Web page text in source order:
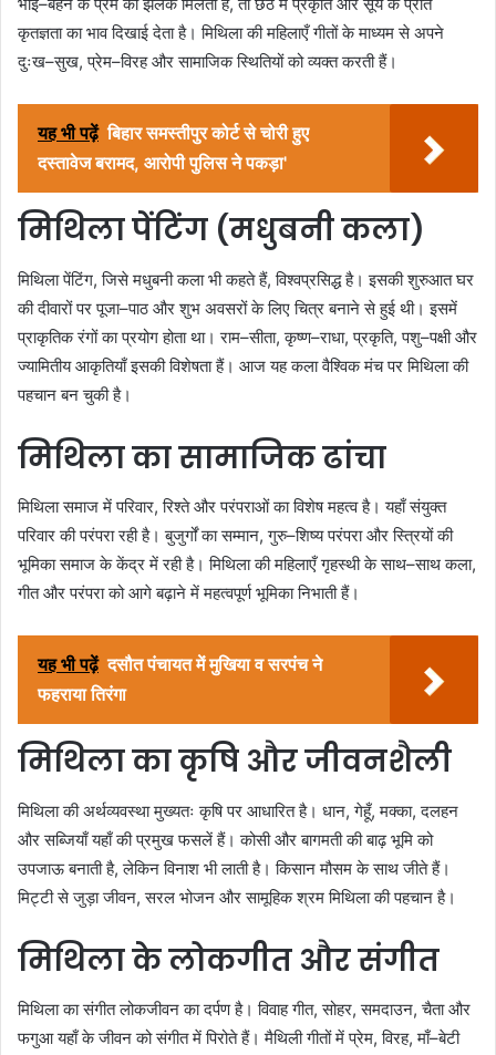
भाई–बहन के प्रेम की झलक मिलती है, तो छठ में प्रकृति और सूर्य के प्रति
कृतज्ञता का भाव दिखाई देता है। मिथिला की महिलाएँ गीतों के माध्यम से अपने
दुःख–सुख, प्रेम–विरह और सामाजिक स्थितियों को व्यक्त करती हैं।
यह भी पढ़ें बिहार समस्तीपुर कोर्ट से चोरी हुए
दस्तावेज बरामद, आरोपी पुलिस ने पकड़ा'
मिथिला पेंटिंग (मधुबनी कला)
मिथिला पेंटिंग, जिसे मधुबनी कला भी कहते हैं, विश्वप्रसिद्ध है। इसकी शुरुआत घर
की दीवारों पर पूजा–पाठ और शुभ अवसरों के लिए चित्र बनाने से हुई थी। इसमें
प्राकृतिक रंगों का प्रयोग होता था। राम–सीता, कृष्ण–राधा, प्रकृति, पशु–पक्षी और
ज्यामितीय आकृतियाँ इसकी विशेषता हैं। आज यह कला वैश्विक मंच पर मिथिला की
पहचान बन चुकी है।
मिथिला का सामाजिक ढांचा
मिथिला समाज में परिवार, रिश्ते और परंपराओं का विशेष महत्व है। यहाँ संयुक्त
परिवार की परंपरा रही है। बुजुर्गों का सम्मान, गुरु–शिष्य परंपरा और स्त्रियों की
भूमिका समाज के केंद्र में रही है। मिथिला की महिलाएँ गृहस्थी के साथ–साथ कला,
गीत और परंपरा को आगे बढ़ाने में महत्वपूर्ण भूमिका निभाती हैं।
यह भी पढ़ें दसौत पंचायत में मुखिया व सरपंच ने
फहराया तिरंगा
मिथिला का कृषि और जीवनशैली
मिथिला की अर्थव्यवस्था मुख्यतः कृषि पर आधारित है। धान, गेहूँ, मक्का, दलहन
और सब्जियाँ यहाँ की प्रमुख फसलें हैं। कोसी और बागमती की बाढ़ भूमि को
उपजाऊ बनाती है, लेकिन विनाश भी लाती है। किसान मौसम के साथ जीते हैं।
मिट्टी से जुड़ा जीवन, सरल भोजन और सामूहिक श्रम मिथिला की पहचान है।
मिथिला के लोकगीत और संगीत
मिथिला का संगीत लोकजीवन का दर्पण है। विवाह गीत, सोहर, समदाउन, चैता और
फगुआ यहाँ के जीवन को संगीत में पिरोते हैं। मैथिली गीतों में प्रेम, विरह, माँ–बेटी